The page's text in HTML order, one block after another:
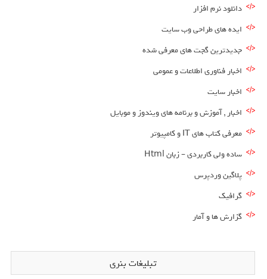
دانلود نرم افزار
ایده های طراحی وب سایت
جدیدترین گجت های معرفی شده
اخبار فناوری اطلاعات و عمومی
اخبار سایت
اخبار , آموزش و برنامه های ویندوز و موبایل
معرفی کتاب های IT و کامپیوتر
ساده ولی کاربردی – زبان Html
پلاگین وردپرس
گرافیک
گزارش ها و آمار
تبلیغات بنری